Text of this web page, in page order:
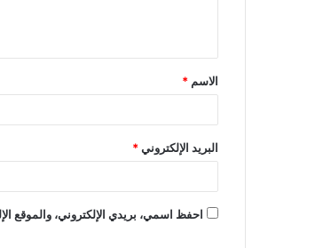
الاسم *
البريد الإلكتروني*
احفظ اسمي، بريدي الإلكتروني، والموقع